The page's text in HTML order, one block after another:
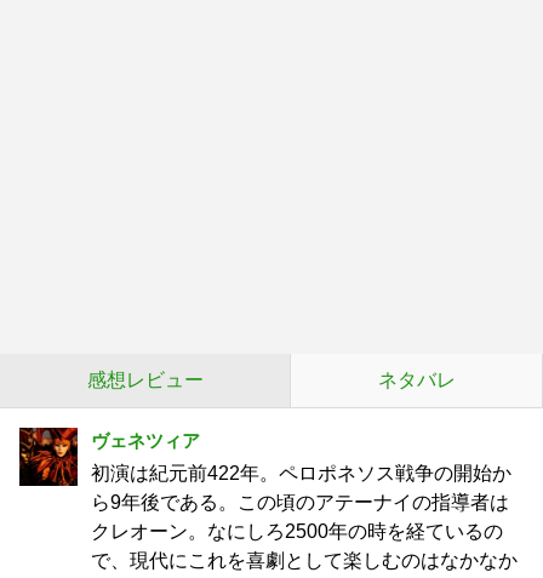
感想レビュー ネタバレ
ヴェネツィア
初演は紀元前422年。ペロポネソス戦争の開始か
ら9年後である。この頃のアテーナイの指導者は
クレオーン。なにしろ2500年の時を経ているの
で、現代にこれを喜劇として楽しむのはなかなか